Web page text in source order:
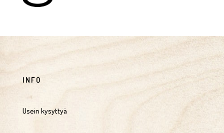
INFO
Usein kysyttyä